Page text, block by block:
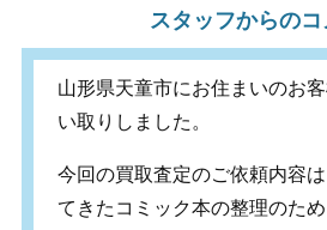
スタッフからのコ
山形県天童市にお住まいのお
い取りしました。
今回の買取査定のご依頼内容
てきたコミック本の整理のた